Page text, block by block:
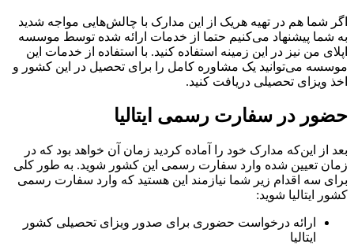
اگر شما هم در تهیه هریک از این مدارک با چالش‌هایی مواجه شدید
به شما پیشنهاد می‌کنیم حتما از خدمات ارائه شده توسط موسسه
اپلای من نیز در این زمینه استفاده کنید. با استفاده از خدمات این
موسسه می‌توانید یک مشاوره کامل را برای تحصیل در این کشور و
اخذ ویزای تحصیلی دریافت کنید.
حضور در سفارت رسمی ایتالیا
بعد از این‌که مدارک خود را آماده کردید زمان آن خواهد بود که در
زمان تعیین شده وارد سفارت رسمی این کشور شوید. به طور کلی
برای سه اقدام زیر شما نیازمند این هستید که وارد سفارت رسمی
کشور ایتالیا شوید:
ارائه درخواست حضوری برای صدور ویزای تحصیلی کشور
ایتالیا